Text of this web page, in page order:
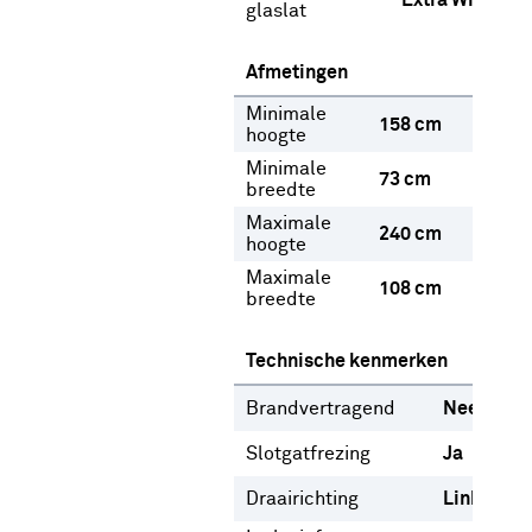
glaslat
Afmetingen
Minimale
hoogte
158 cm
Minimale
breedte
73 cm
Maximale
hoogte
240 cm
Maximale
breedte
108 cm
Technische kenmerken
Brandvertragend Nee
Slotgatfrezing Ja
Draairichting Links